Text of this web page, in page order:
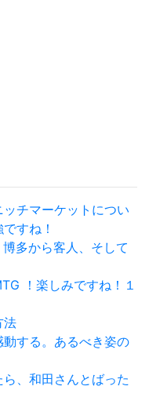
チマーケットについ
すね！
多から客人、そして
！楽しみですね！１
法
する。あるべき姿の
、和田さんとばった